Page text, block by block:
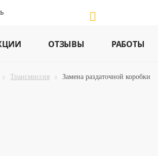
ОТЗЫВЫ РАБОТЫ
Трансмиссия Замена раздаточной коробки